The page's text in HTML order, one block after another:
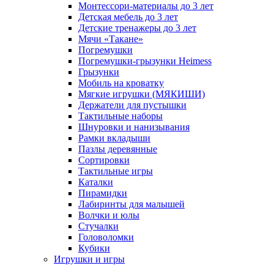
Монтессори-материалы до 3 лет
Детская мебель до 3 лет
Детские тренажеры до 3 лет
Мячи «Такане»
Погремушки
Погремушки-грызунки Heimess
Грызунки
Мобиль на кроватку
Мягкие игрушки (МЯКИШИ)
Держатели для пустышки
Тактильные наборы
Шнуровки и нанизывания
Рамки вкладыши
Пазлы деревянные
Сортировки
Тактильные игры
Каталки
Пирамидки
Лабиринты для малышей
Волчки и юлы
Стучалки
Головоломки
Кубики
Игрушки и игры